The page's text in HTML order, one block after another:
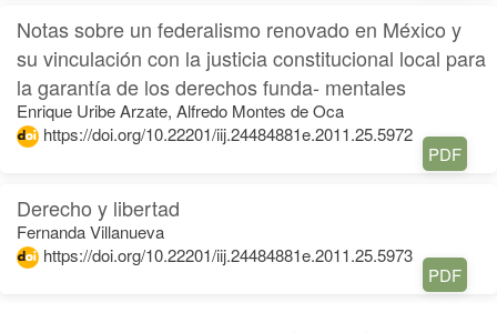
Notas sobre un federalismo renovado en México y
su vinculación con la justicia constitucional local para
la garantía de los derechos funda- mentales
Enrique Uribe Arzate, Alfredo Montes de Oca
https://doi.org/10.22201/iij.24484881e.2011.25.5972
PDF
Derecho y libertad
Fernanda Villanueva
https://doi.org/10.22201/iij.24484881e.2011.25.5973
PDF